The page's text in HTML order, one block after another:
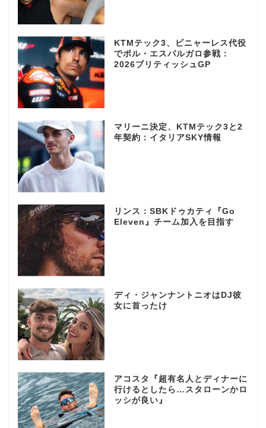
KTMテック3、ビニャーレス代役
でポル・エスパルガロ参戦：
2026ブリティッシュGP
マリーニ決定、KTMテック3と2
年契約：イタリアSKY情報
リンス：SBKドゥカティ『Go
Eleven』チーム加入を目指す
ディ・ジャンナントニオはDJ彼
女に首ったけ
アコスタ『超有名人とディナーに
行けるとしたら…スタローンかロ
ッシが良い』